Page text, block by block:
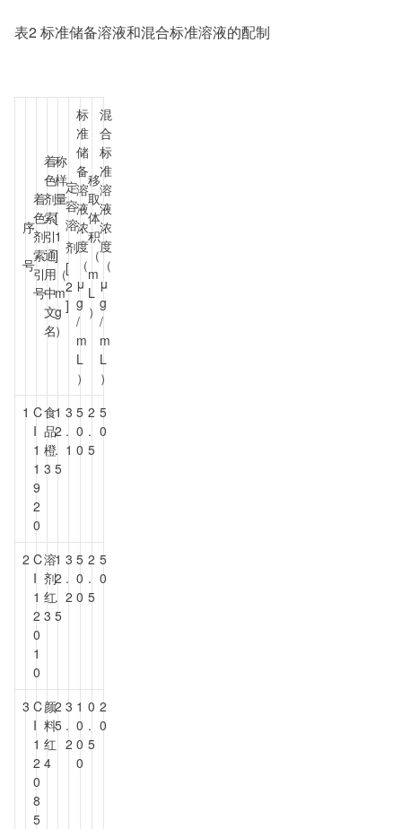
表2 标准储备溶液和混合标准溶液的配制
序
号
着
色
剂
索
引
号
着
色
剂
索
引
通
用
中
文
名
称
样
量
[
1
]
（
m
g
）
定
容
溶
剂
[
2
]
标
准
储
备
溶
液
浓
度
（
μ
g
/
m
L
）
移
取
体
积
（
m
L
）
混
合
标
准
溶
液
浓
度
（
μ
g
/
m
L
）
1 C
I
1
1
9
2
0
食
品
橙
3
1
2
.
5
3
.
1
5
0
0
2
.
5
5
0
2 C
I
1
2
0
1
0
溶
剂
红
3
1
2
.
5
3
.
2
5
0
0
2
.
5
5
0
3 C
I
1
2
0
8
5
颜
料
红
4
2
5
3
.
2
1
0
0
0
0
.
5
2
0